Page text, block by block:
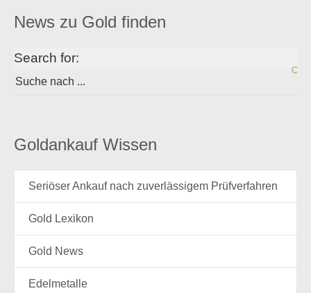
News zu Gold finden
Search for:
Goldankauf Wissen
Seriöser Ankauf nach zuverlässigem Prüfverfahren
Gold Lexikon
Gold News
Edelmetalle